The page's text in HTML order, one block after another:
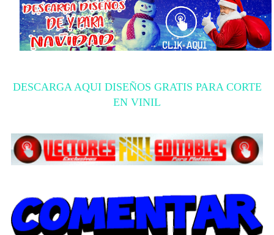
DESCARGA AQUI DISEÑOS GRATIS PARA CORTE
EN VINIL